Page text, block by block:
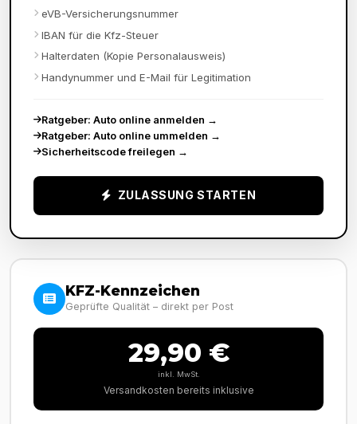
eVB-Versicherungsnummer
IBAN für die Kfz-Steuer
Halterdaten (Kopie Personalausweis)
Handynummer und E-Mail für Legitimation
Ratgeber: Auto online anmelden →
Ratgeber: Auto online ummelden →
Sicherheitscode freilegen →
ZULASSUNG STARTEN
KFZ-Kennzeichen
Geprüfte Qualität – direkt per Post
29,90 €
inkl. MwSt.
Versandkosten bereits inklusive